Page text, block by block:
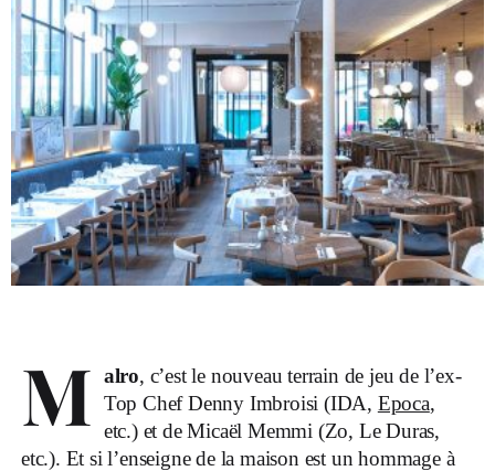
M alro, c’est le nouveau terrain de jeu de l’ex-
Top Chef Denny Imbroisi (IDA, Epoca,
etc.) et de Micaël Memmi (Zo, Le Duras,
etc.). Et si l’enseigne de la maison est un hommage à